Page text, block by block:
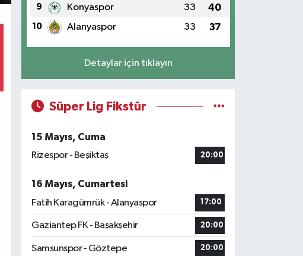
9 Konyaspor 33 40
10 Alanyaspor 33 37
Detaylar için tıklayın
Süper Lig Fikstür
15 Mayıs, Cuma
Rizespor - Beşiktaş
20:00
16 Mayıs, Cumartesi
Fatih Karagümrük - Alanyaspor
17:00
Gaziantep FK - Başakşehir 20:00
Samsunspor - Göztepe 20:00